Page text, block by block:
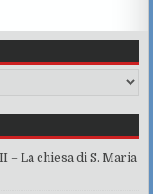
l
di
vi
– La chiesa di S. Maria